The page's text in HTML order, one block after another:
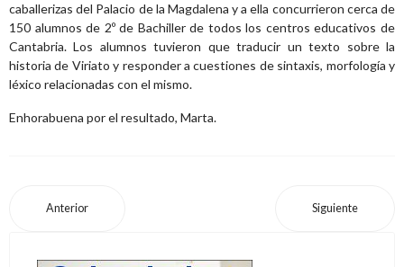
caballerizas del Palacio de la Magdalena y a ella concurrieron cerca de
150 alumnos de 2º de Bachiller de todos los centros educativos de
Cantabria. Los alumnos tuvieron que traducir un texto sobre la
historia de Viriato y responder a cuestiones de sintaxis, morfología y
léxico relacionadas con el mismo.
Enhorabuena por el resultado, Marta.
Anterior Siguiente